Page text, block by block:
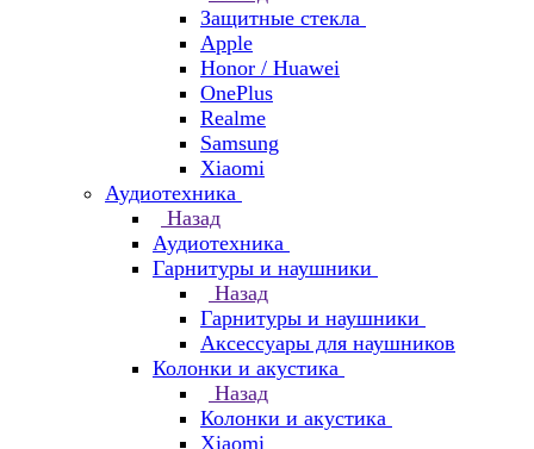
Защитные стекла
Apple
Honor / Huawei
OnePlus
Realme
Samsung
Xiaomi
Аудиотехника
Назад
Аудиотехника
Гарнитуры и наушники
Назад
Гарнитуры и наушники
Аксессуары для наушников
Колонки и акустика
Назад
Колонки и акустика
Xiaomi